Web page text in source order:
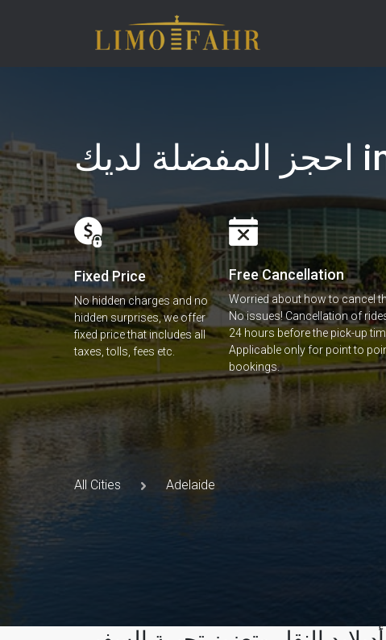
Fixed Price
No hidden charges and no
hidden surprises, we offer
fixed price that includes all
taxes, tolls, fees etc.
Free Cancellation
Worried about how to cancel
No issues! Cancellation of
24 hours before the pick-up
Applicable only for point to
bookings.
All Cities Adelaide